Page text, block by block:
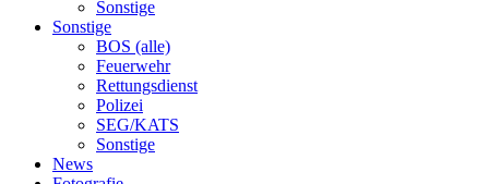
Sonstige
Sonstige
BOS (alle)
Feuerwehr
Rettungsdienst
Polizei
SEG/KATS
Sonstige
News